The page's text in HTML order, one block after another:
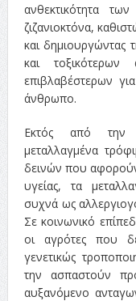
ανθεκτικότητα
ζιζανιοκτόνα,
και δημιουργώντας
και
επιβλαβέστερων
άνθρωπο.
Εκτός από την
μεταλλαγμένα
δεινών που
υγείας, τα
συχνά ως
Σε κοινωνικό
οι αγρότες που
γενετικώς
την ασπαστούν
αυξανόμενο